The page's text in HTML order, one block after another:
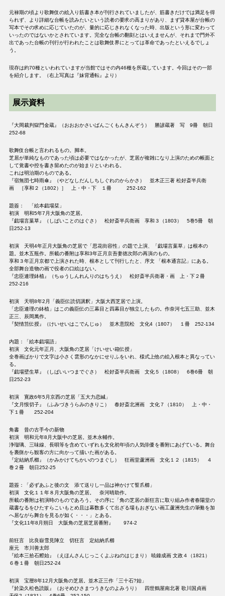
元禄期の頃より歌舞伎の絵入り筋書き本が刊行されていましたが、筋書きだけでは満足を得
られず、より詳細な台帳を読みたいという読者の要求の高まりがあり、まず貸本屋が台帳の
写本でその求めに応じていたのが、量的に応じきれなくなった時、出版という形に変わって
いったのではないかとされています。完全な台帳の翻刻とはいえませんが、それまで門外不
出であった台帳の刊行が行われたことは歌舞伎界にとっては革命であったといえるでしょ
う。
現存は約70種といわれていますが当館ではその内46種を所蔵しています。今回はその一部
を紹介します。（右上写真は『妹背通転』より）
展示資料
『大岡裁判獄門金蔵』（おおおかさいばんごくもんきんぞう） 勝諺蔵著 写 9冊 朝日
252-68
歌舞伎台帳と言われるもの。脚本。
芝居が単純なものであった頃は必要ではなかったが、芝居が複雑になり上演のための帳面と
して覚書や控を書き留めたのが始まりといわれる。
これは明治期のものである。
『宿無団七時雨傘』（やどなしだんしちしぐれのからかさ） 並木正三著 松好斎半兵衛
画 ［享和２（1802）］ 上・中・下 １冊 252-162
題簽： 「絵本戯場栞」
初演 明和5年7月大阪角の芝居。
『戯場言葉草』（しばいことのはぐさ） 松好斎半兵衛画 享和３（1803） 5巻5冊 朝
日252-13
初演 天明4年正月大阪角の芝居で「思花街容性」の題で上演、「戯場言葉草」は根本の
題。並木五瓶作。所載の番附は享和3年正月京吾妻徳次郎の再演のもの。
享和３年正月京都で上演された時、根本として刊行したと、序文 「根本通言記」にある。
全部舞台造物の画で役者の口絵はない。
『忠臣連理鉢植』（ちゅうしんれんりのはちうえ） 松好斎半兵衛著・画 上・下２冊
252-216
初演 天明8年2月「義臣伝読切講釈」大阪大西芝居で上演。
「忠臣連理の鉢植」はこの義臣伝の三幕目と四幕目が独立したもの。作奈河七五三助、並木
正三、辰岡萬作。
『契情筥伝授』（けいせいはこでんじゅ） 並木意院松 文化4（1807） １冊 252-134
内題：「絵本戯場語」
初演 文化元年正月、大阪角の芝居「けいせい箱伝授」
全巻画ばかりで文字は小さく雲形のなかにせりふをいれ、様式上他の絵入根本と異なってい
る。
『戯場壁生草』（しばいいつまでぐさ） 松好斎半兵衛画 文化５（1808） 6巻6冊 朝
日252-23
初演 寛政6年5月京西の芝居「五大力恋緘」
『文月恨切子』（ふみづきうらみのきりこ） 春好斎北洲画 文化７（1810） 上・中・
下１冊 252-204
角書 昔の古手今の新物
初演 明和元年8月大阪中の芝居。並木永輔作。
浄瑠璃、三味線、長唄等を含めていずれも文化初年頃の人気俳優を番附にあげている。舞台
を裏側から観客の方に向かって描いた画がある。
『定結納爪櫛』（かみかけてちかいのつまぐし） 狂画堂蘆洲画 文化１２（1815） ４
巻２冊 朝日252-25
題簽：「必ずあふと後の文 添て送りし一品は神かけて誓爪櫛」
初演 文化１１年８月大阪角の芝居。 奈河晴助作。
所載の番附は初演時のものであろう。その序に「角の芝居の新狂言に取り組み作者春陽堂の
蔵書なるをひたすらこいもとめ且は幕数多くて出ざる場もおぎない画工蘆洲先生の筆働を加
へ居ながら舞台を見るが如く・・・」とある。
『文化11年8月朔日 大阪角の芝居芝居番附』 974-2
前狂言 比良嶽雪見陣立 切狂言 定結納爪櫛
座元 市川善太郎
『絵本三拾石艠始』（えほんさんじっこくよぶねのはじまり） 暁鐘成画 文政４（1821）
６巻１冊 朝日252-24
初演 宝暦8年12月大阪角の芝居。並木正三作「三十石?始」
『於染久松色読販』（おそめひさまつうきなのよみうり） 四世鶴屋南北著 歌川国貞画